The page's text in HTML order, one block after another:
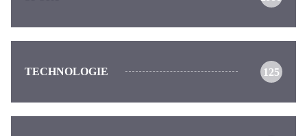
TECHNOLOGIE 125